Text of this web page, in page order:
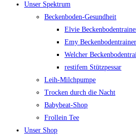
Unser Spektrum
Beckenboden-Gesundheit
Elvie
Emy Beckenbodentrainer
Welcher
restifem Stützpessar
Leih-Milchpumpe
Trocken durch die Nacht
Babybeat-Shop
Frollein Tee
Unser Shop